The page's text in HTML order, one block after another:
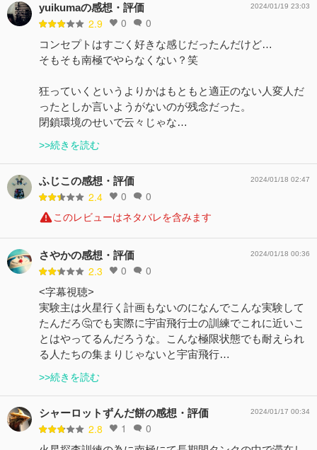
yuikumaの感想・評価
2.9 0 0
2024/01/19 23:03
コンセプトはすごく好きな感じだったんだけど…
そもそも南極でやらなくない？笑
狂っていくというよりかはもともと適正のない人変人だ
ったとしか言いようがないのが残念だった。
閉鎖環境のせいで云々じゃな…
>>続きを読む
ふじこの感想・評価
2.4 0 0
2024/01/18 02:47
このレビューはネタバレを含みます
さやかの感想・評価
2.3 0 0
2024/01/18 00:36
<字幕視聴>
実験主は火星行く計画もないのになんでこんな実験して
たんだろ🤔でも実際に宇宙飛行士の訓練でこれに近いこ
とはやってるんだろうな。こんな極限状態でも耐えられ
る人たちの集まりじゃないと宇宙飛行…
>>続きを読む
シャーロットずんだ餅の感想・評価
2.8 1 0
2024/01/17 00:34